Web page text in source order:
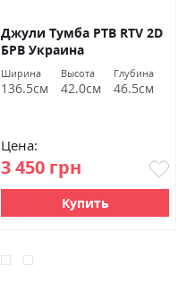
Джули Тумба РТВ RTV 2D
БРВ ​​Украина
Ширина
136.5см
Высота
42.0см
Глубина
46.5см
Цена:
3 450 грн
Купить